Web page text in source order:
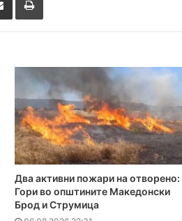
Два активни пожари на отворено:
Гори во општините Македонски
Брод и Струмица